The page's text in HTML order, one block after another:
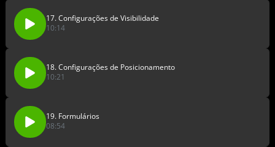
17. Configurações de Visibilidade
10:14
18. Configurações de Posicionamento
10:21
19. Formulários
08:54